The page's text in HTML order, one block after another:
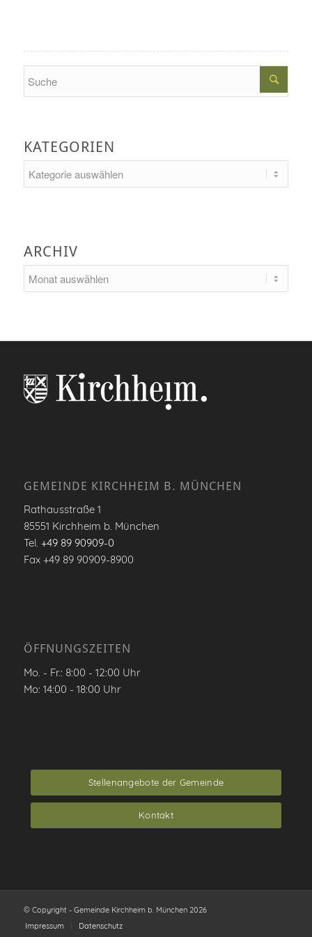
KATEGORIEN
ARCHIV
GEMEINDE KIRCHHEIM B. MÜNCHEN
Rathausstraße 1
85551 Kirchheim b. München
Tel. +49 89 90909-0
Fax +49 89 90909-8900
ÖFFNUNGSZEITEN
Mo. - Fr.: 8:00 - 12:00 Uhr
Mo: 14:00 - 18:00 Uhr
Stellenangebote der Gemeinde
Kontakt
© Copyright - Gemeinde Kirchheim b. München 2026
Impressum
Datenschutz